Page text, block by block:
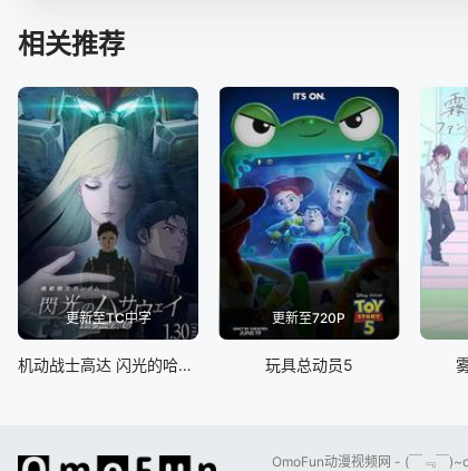
相关推荐
更新至TC中字
机动战士高达 闪光的哈萨维 喀耳刻的魔女
更新至720P
玩具总动员5
OmoFun动漫视频网 - (￣﹃￣